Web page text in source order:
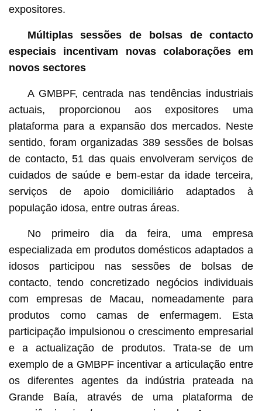
expositores.
Múltiplas sessões de bolsas de contacto
especiais incentivam novas colaborações em
novos sectores
A GMBPF, centrada nas tendências industriais
actuais, proporcionou aos expositores uma
plataforma para a expansão dos mercados. Neste
sentido, foram organizadas 389 sessões de bolsas
de contacto, 51 das quais envolveram serviços de
cuidados de saúde e bem-estar da idade terceira,
serviços de apoio domiciliário adaptados à
população idosa, entre outras áreas.
No primeiro dia da feira, uma empresa
especializada em produtos domésticos adaptados a
idosos participou nas sessões de bolsas de
contacto, tendo concretizado negócios individuais
com empresas de Macau, nomeadamente para
produtos como camas de enfermagem. Esta
participação impulsionou o crescimento empresarial
e a actualização de produtos. Trata-se de um
exemplo de a GMBPF incentivar a articulação entre
os diferentes agentes da indústria prateada na
Grande Baía, através de uma plataforma de